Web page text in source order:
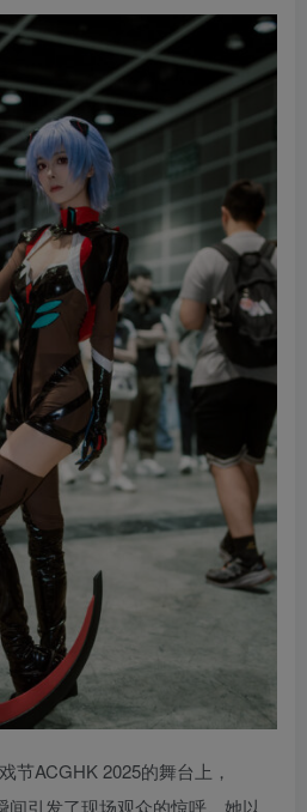
节ACGHK 2025的舞台上，
间引发了现场观众的惊呼。她以